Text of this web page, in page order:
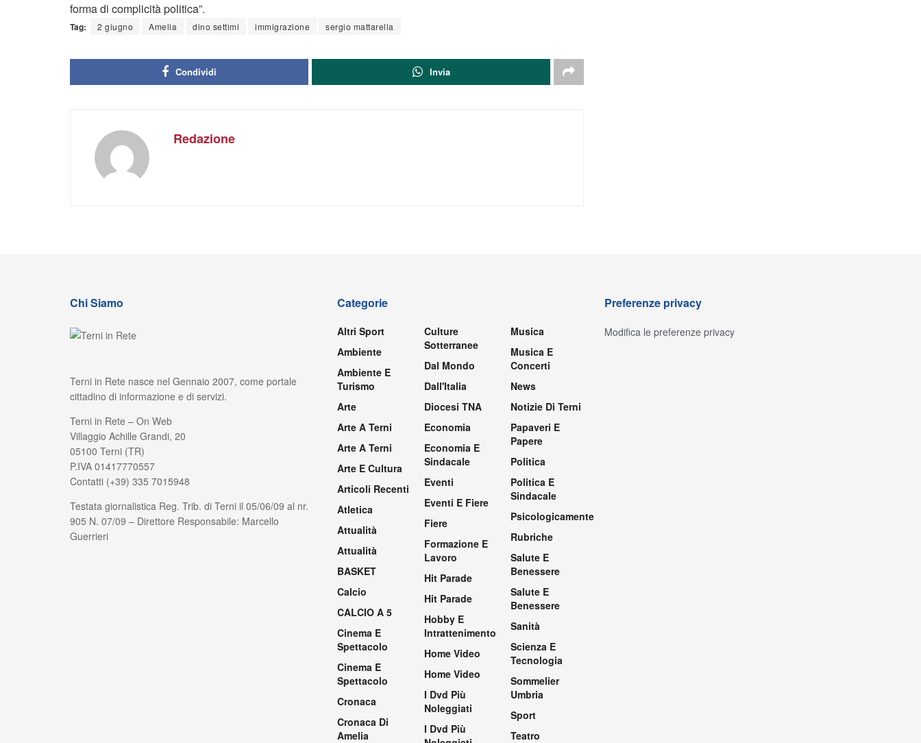
forma di complicità politica”.
Tag: 2 giugno Amelia dino settimi immigrazione sergio mattarella
Condividi Invia
Redazione
Chi Siamo
Terni in Rete nasce nel Gennaio 2007, come portale
cittadino di informazione e di servizi.
Terni in Rete – On Web
Villaggio Achille Grandi, 20
05100 Terni (TR)
P.IVA 01417770557
Contatti (+39) 335 7015948
Testata giornalistica Reg. Trib. di Terni il 05/06/09 al nr.
905 N. 07/09 – Direttore Responsabile: Marcello
Guerrieri
Categorie
Altri Sport
Ambiente
Ambiente E
Turismo
Arte
Arte A Terni
Arte A Terni
Arte E Cultura
Articoli Recenti
Atletica
Attualità
Attualità
BASKET
Calcio
CALCIO A 5
Cinema E
Spettacolo
Cinema E
Spettacolo
Cronaca
Cronaca Di
Amelia
Culture
Sotterranee
Dal Mondo
Dall'Italia
Diocesi TNA
Economia
Economia E
Sindacale
Eventi
Eventi E Fiere
Fiere
Formazione E
Lavoro
Hit Parade
Hit Parade
Hobby E
Intrattenimento
Home Video
Home Video
I Dvd Più
Noleggiati
I Dvd Più
Musica
Musica E
Concerti
News
Notizie Di Terni
Papaveri E
Papere
Politica
Politica E
Sindacale
Psicologicamente
Rubriche
Salute E
Benessere
Salute E
Benessere
Sanità
Scienza E
Tecnologia
Sommelier
Umbria
Sport
Teatro
Preferenze privacy
Modifica le preferenze privacy